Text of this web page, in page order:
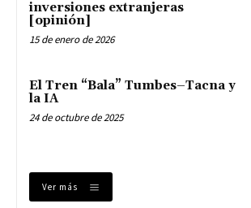
inversiones extranjeras
[opinión]
15 de enero de 2026
El Tren “Bala” Tumbes–Tacna y
la IA
24 de octubre de 2025
Ver más